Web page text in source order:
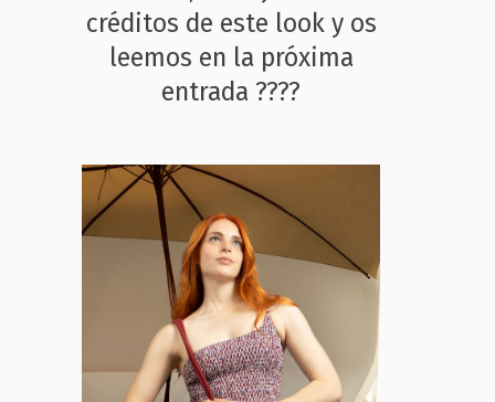
créditos de este look y os
leemos en la próxima
entrada ????